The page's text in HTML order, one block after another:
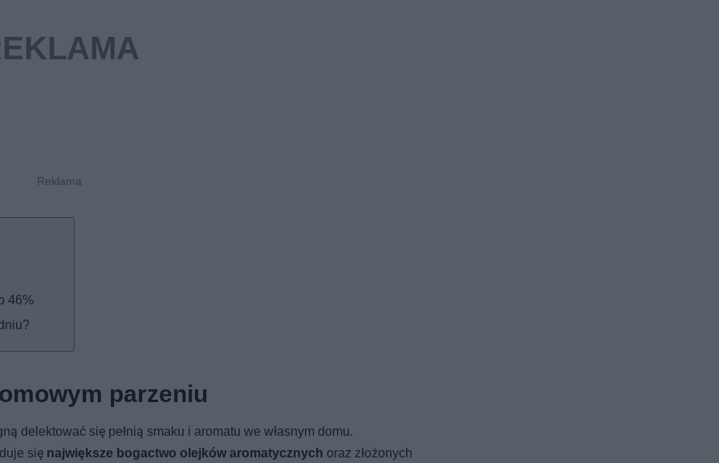
46%
parzeniu
delektować się pełnią smaku i aromatu we własnym domu.
się największe bogactwo olejków aromatycznych oraz złożonych